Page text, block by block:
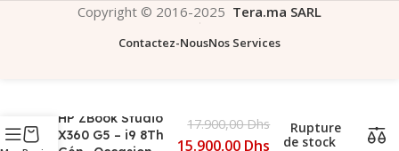
Copyright © 2016-2025 Tera.ma SARL
Contactez-NousNos Services
HP ZBook Studio
X360 G5 – i9 8Th
17.900,00Dhs
15.900,00 Dhs
Rupture
de stock